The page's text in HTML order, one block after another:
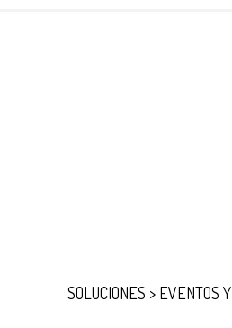
SOLUCIONES > EVENTOS